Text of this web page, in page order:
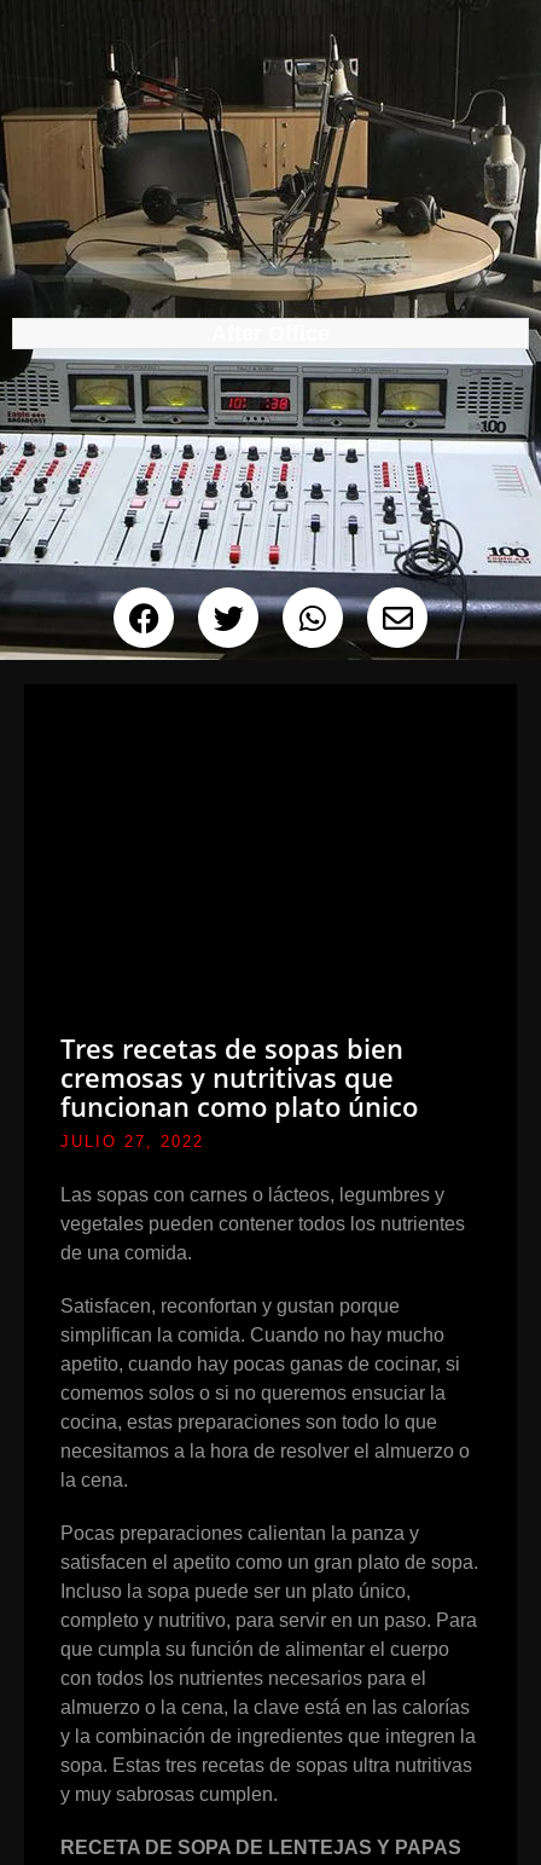
Tres recetas de sopas bien
cremosas y nutritivas que
funcionan como plato único
JULIO 27, 2022
Las sopas con carnes o lácteos, legumbres y
vegetales pueden contener todos los nutrientes
de una comida.
Satisfacen, reconfortan y gustan porque
simplifican la comida. Cuando no hay mucho
apetito, cuando hay pocas ganas de cocinar, si
comemos solos o si no queremos ensuciar la
cocina, estas preparaciones son todo lo que
necesitamos a la hora de resolver el almuerzo o
la cena.
Pocas preparaciones calientan la panza y
satisfacen el apetito como un gran plato de sopa.
Incluso la sopa puede ser un plato único,
completo y nutritivo, para servir en un paso. Para
que cumpla su función de alimentar el cuerpo
con todos los nutrientes necesarios para el
almuerzo o la cena, la clave está en las calorías
y la combinación de ingredientes que integren la
sopa. Estas tres recetas de sopas ultra nutritivas
y muy sabrosas cumplen.
RECETA DE SOPA DE LENTEJAS Y PAPAS